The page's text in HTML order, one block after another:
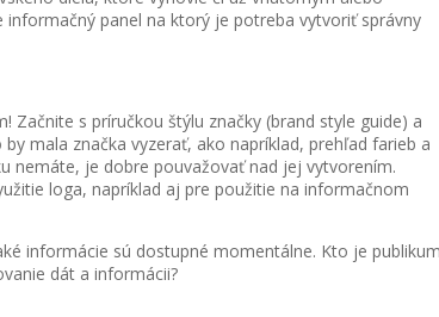
panel na ktorý je potreba vytvoriť správny
s príručkou štýlu značky (brand style guide) a
mala značka vyzerať, ako napríklad, prehľad farieb a
nemáte, je dobre pouvažovať nad jej vytvorením.
loga, napríklad aj pre použitie na informačnom
informácie sú dostupné momentálne. Kto je
dát a informácii?